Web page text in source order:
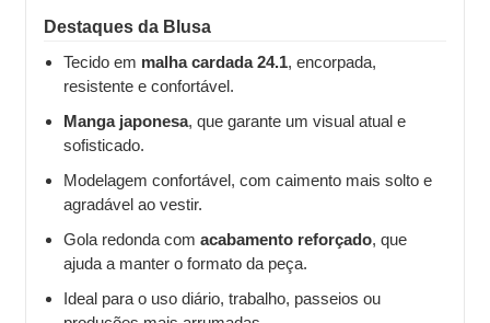
Destaques da Blusa
Tecido em malha cardada 24.1, encorpada,
resistente e confortável.
Manga japonesa, que garante um visual atual e
sofisticado.
Modelagem confortável, com caimento mais solto e
agradável ao vestir.
Gola redonda com acabamento reforçado, que
ajuda a manter o formato da peça.
Ideal para o uso diário, trabalho, passeios ou